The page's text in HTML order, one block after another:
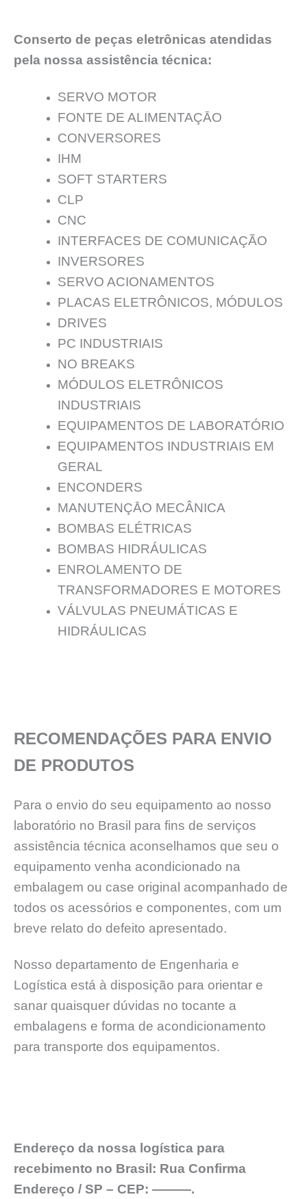
Conserto de peças eletrônicas atendidas
pela nossa assistência técnica:
SERVO MOTOR
FONTE DE ALIMENTAÇĀO
CONVERSORES
IHM
SOFT STARTERS
CLP
CNC
INTERFACES DE COMUNICAÇÃO
INVERSORES
SERVO ACIONAMENTOS
PLACAS ELETRÔNICOS, MÓDULOS
DRIVES
PC INDUSTRIAIS
NO BREAKS
MÓDULOS ELETRÔNICOS
INDUSTRIAIS
EQUIPAMENTOS DE LABORATÓRIO
EQUIPAMENTOS INDUSTRIAIS EM
GERAL
ENCONDERS
MANUTENÇĀO MECÂNICA
BOMBAS ELÉTRICAS
BOMBAS HIDRÁULICAS
ENROLAMENTO DE
TRANSFORMADORES E MOTORES
VÁLVULAS PNEUMÁTICAS E
HIDRÁULICAS
RECOMENDAÇÕES PARA ENVIO
DE PRODUTOS
Para o envio do seu equipamento ao nosso
laboratório no Brasil para fins de serviços
assistência técnica aconselhamos que seu o
equipamento venha acondicionado na
embalagem ou case original acompanhado de
todos os acessórios e componentes, com um
breve relato do defeito apresentado.
Nosso departamento de Engenharia e
Logística está à disposição para orientar e
sanar quaisquer dúvidas no tocante a
embalagens e forma de acondicionamento
para transporte dos equipamentos.
Endereço da nossa logística para
recebimento no Brasil: Rua Confirma
Endereço / SP – CEP: ———.